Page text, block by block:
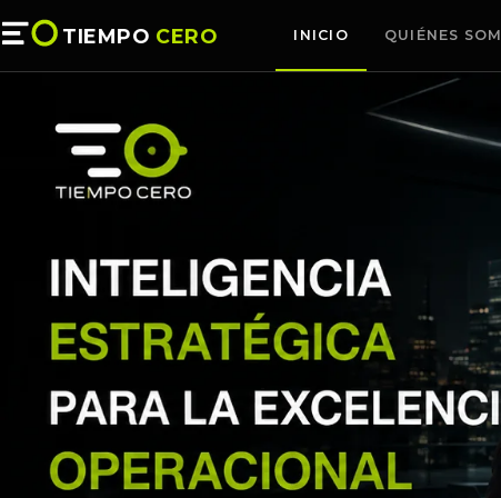
TIEMPO CERO INICIO QUIÉNES
Tiempo Cero ayuda a empresas a mejorar productividad,